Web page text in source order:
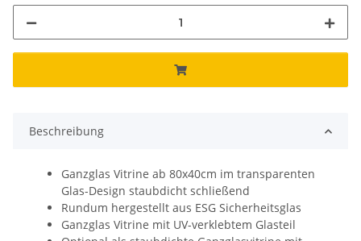
Beschreibung
Ganzglas Vitrine ab 80x40cm im transparenten
Glas-Design staubdicht schließend
Rundum hergestellt aus ESG Sicherheitsglas
Ganzglas Vitrine mit UV-verklebtem Glasteil